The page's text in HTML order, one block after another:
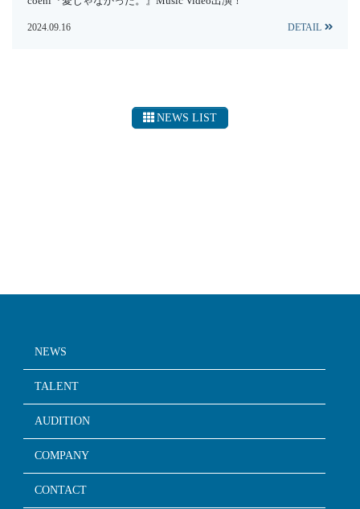
2024.09.16 DETAIL
NEWS LIST
NEWS
TALENT
AUDITION
COMPANY
CONTACT